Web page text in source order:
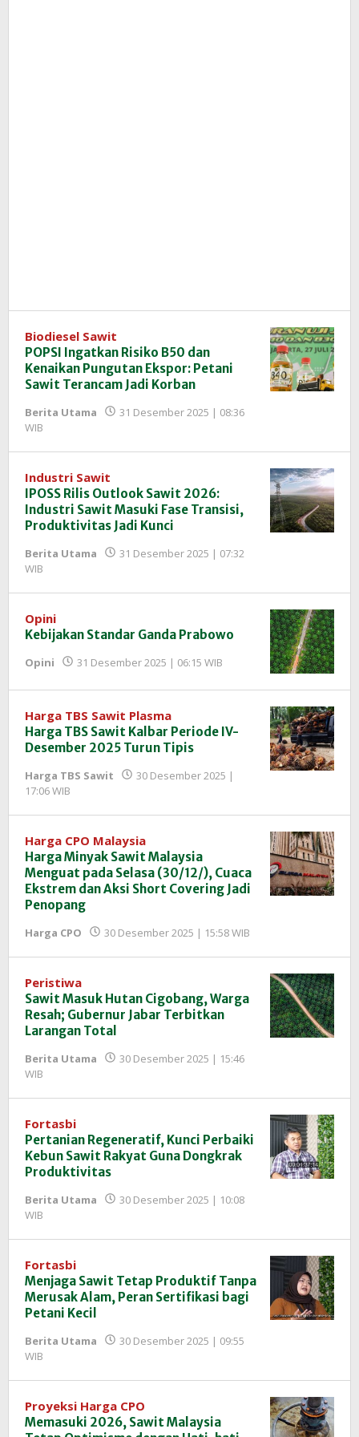
Biodiesel Sawit
POPSI Ingatkan Risiko B50 dan
Kenaikan Pungutan Ekspor: Petani
Sawit Terancam Jadi Korban
Berita Utama
31 Desember 2025 | 08:36
WIB
InfoSAWIT
Industri Sawit
IPOSS Rilis Outlook Sawit 2026:
Industri Sawit Masuki Fase Transisi,
Produktivitas Jadi Kunci
Berita Utama
31 Desember 2025 | 07:32
WIB
InfoSAWIT
Opini
Kebijakan Standar Ganda Prabowo
Opini 31 Desember 2025 | 06:15 WIB
Redaksi
InfoSAWIT
Harga TBS Sawit Plasma
Harga TBS Sawit Kalbar Periode IV-
Desember 2025 Turun Tipis
Harga TBS Sawit
30 Desember 2025 |
17:06 WIB
InfoSAWIT
Harga CPO Malaysia
Harga Minyak Sawit Malaysia
Menguat pada Selasa (30/12/), Cuaca
Ekstrem dan Aksi Short Covering Jadi
Penopang
Harga CPO 30 Desember 2025 | 15:58 WIB
InfoSAWIT
Peristiwa
Sawit Masuk Hutan Cigobang, Warga
Resah; Gubernur Jabar Terbitkan
Larangan Total
Berita Utama
30 Desember 2025 | 15:46
WIB
InfoSAWIT
Fortasbi
Pertanian Regeneratif, Kunci Perbaiki
Kebun Sawit Rakyat Guna Dongkrak
Produktivitas
Berita Utama
30 Desember 2025 | 10:08
WIB
InfoSAWIT
Fortasbi
Menjaga Sawit Tetap Produktif Tanpa
Merusak Alam, Peran Sertifikasi bagi
Petani Kecil
Berita Utama
30 Desember 2025 | 09:55
WIB
InfoSAWIT
Proyeksi Harga CPO
Memasuki 2026, Sawit Malaysia